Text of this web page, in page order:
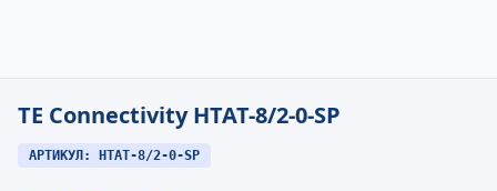
TE Connectivity HTAT-8/2-0-SP
АРТИКУЛ: HTAT-8/2-0-SP